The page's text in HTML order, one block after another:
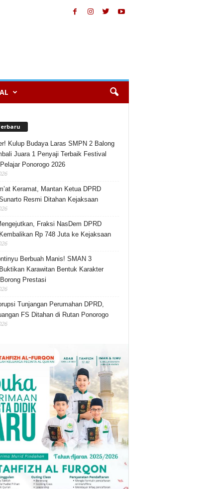
Kulup Budaya Laras SMPN 2 Balong
Juara 1 Penyaji Terbaik Festival
Ponorogo 2026
Keramat, Mantan Ketua DPRD
Resmi Ditahan Kejaksaan
Fraksi NasDem DPRD
Rp 748 Juta ke Kejaksaan
Berbuah Manis! SMAN 3
Karawitan Bentuk Karakter
Prestasi
Tunjangan Perumahan DPRD,
FS Ditahan di Rutan Ponorogo